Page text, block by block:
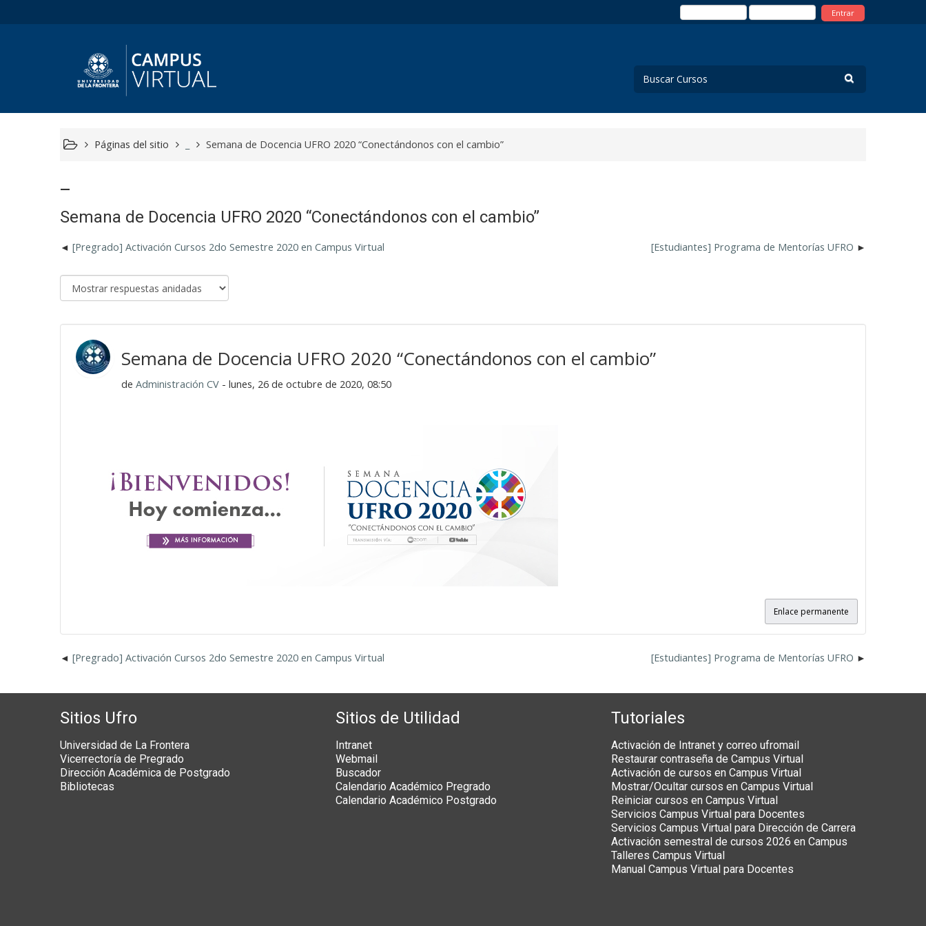
Entrar
Páginas del sitio Semana de Docencia UFRO 2020 “Conectándonos con el cambio”
Semana de Docencia UFRO 2020 “Conectándonos con el cambio”
[Pregrado] Activación Cursos 2do Semestre 2020 en Campus Virtual [Estudiantes] Programa de Mentorías UFRO
Semana de Docencia UFRO 2020 “Conectándonos con el cambio”
de Administración CV - lunes, 26 de octubre de 2020, 08:50
Enlace permanente
[Pregrado] Activación Cursos 2do Semestre 2020 en Campus Virtual [Estudiantes] Programa de Mentorías UFRO
Sitios Ufro
Universidad de La Frontera
Vicerrectoría de Pregrado
Dirección Académica de Postgrado
Bibliotecas
Sitios de Utilidad
Intranet
Webmail
Buscador
Calendario Académico Pregrado
Calendario Académico Postgrado
Tutoriales
Activación de Intranet y correo ufromail
Restaurar contraseña de Campus Virtual
Activación de cursos en Campus Virtual
Mostrar/Ocultar cursos en Campus Virtual
Reiniciar cursos en Campus Virtual
Servicios Campus Virtual para Docentes
Servicios Campus Virtual para Dirección de Carrera
Activación semestral de cursos 2026 en Campus
Talleres Campus Virtual
Manual Campus Virtual para Docentes